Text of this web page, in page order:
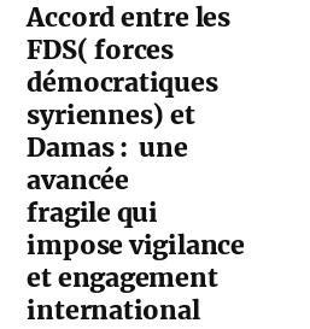
Accord entre les
FDS( forces
démocratiques
syriennes) et
Damas : une
avancée
fragile qui
impose vigilance
et engagement
international